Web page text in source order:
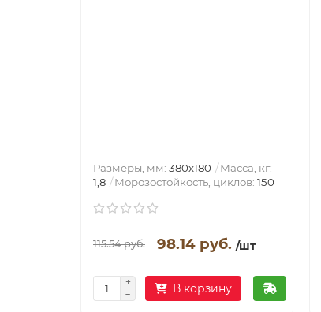
Размеры, мм: 380х180
Масса, кг:
1,8
Морозостойкость, циклов: 150
115.54 руб. 98.14 руб. /шт
В корзину